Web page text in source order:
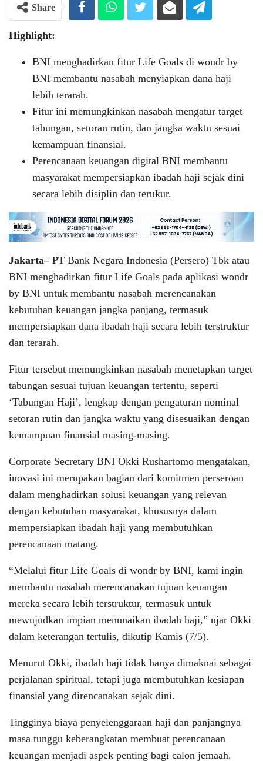
Share
Highlight:
BNI menghadirkan fitur Life Goals di wondr by
BNI membantu nasabah menyiapkan dana haji
lebih terarah.
Fitur ini memungkinkan nasabah mengatur target
tabungan, setoran rutin, dan jangka waktu sesuai
kemampuan finansial.
Perencanaan keuangan digital BNI membantu
masyarakat mempersiapkan ibadah haji sejak dini
secara lebih disiplin dan terukur.
Jakarta– PT Bank Negara Indonesia (Persero) Tbk atau
BNI menghadirkan fitur Life Goals pada aplikasi wondr
by BNI untuk membantu nasabah merencanakan
kebutuhan keuangan jangka panjang, termasuk
mempersiapkan dana ibadah haji secara lebih terstruktur
dan terarah.
Fitur tersebut memungkinkan nasabah menetapkan target
tabungan sesuai tujuan keuangan tertentu, seperti
‘Tabungan Haji’, lengkap dengan pengaturan nominal
setoran rutin dan jangka waktu yang disesuaikan dengan
kemampuan finansial masing-masing.
Corporate Secretary BNI Okki Rushartomo mengatakan,
inovasi ini merupakan bagian dari komitmen perseroan
dalam menghadirkan solusi keuangan yang relevan
dengan kebutuhan masyarakat, khususnya dalam
mempersiapkan ibadah haji yang membutuhkan
perencanaan matang.
“Melalui fitur Life Goals di wondr by BNI, kami ingin
membantu nasabah merencanakan tujuan keuangan
mereka secara lebih terstruktur, termasuk untuk
mewujudkan impian menunaikan ibadah haji,” ujar Okki
dalam keterangan tertulis, dikutip Kamis (7/5).
Menurut Okki, ibadah haji tidak hanya dimaknai sebagai
perjalanan spiritual, tetapi juga membutuhkan kesiapan
finansial yang direncanakan sejak dini.
Tingginya biaya penyelenggaraan haji dan panjangnya
masa tunggu keberangkatan membuat perencanaan
keuangan menjadi aspek penting bagi calon jemaah.